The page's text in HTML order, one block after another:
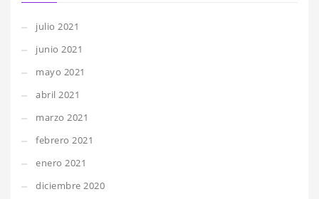
julio 2021
junio 2021
mayo 2021
abril 2021
marzo 2021
febrero 2021
enero 2021
diciembre 2020